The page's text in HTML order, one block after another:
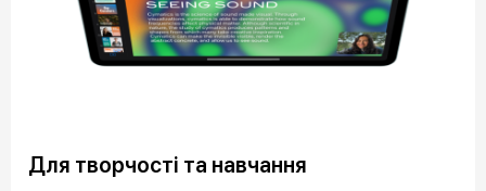
Для творчості та навчання